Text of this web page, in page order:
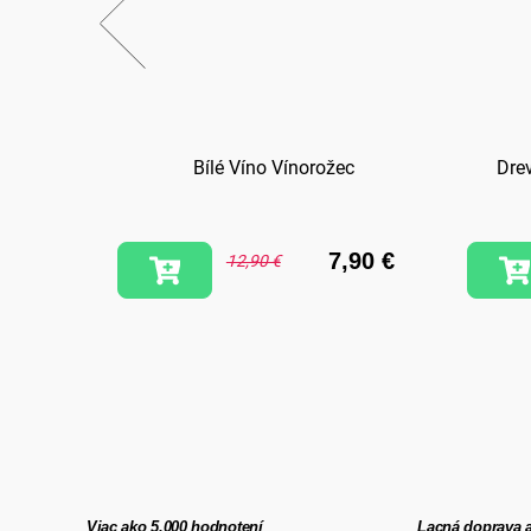
Bílé Víno Vínorožec
12,90 € 7,90 €
Viac ako 5.000 hodnotení Lacná doprava